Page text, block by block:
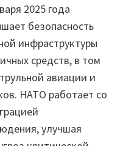
2025 года
безопасность
инфраструктуры
средств, в том
авиации и
НАТО работает со
улучшая